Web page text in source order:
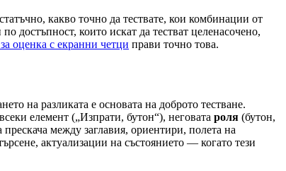
какво точно да тествате, кои комбинации от
достъпност, които искат да тестват целенасочено,
оценка с екранни четци прави точно това.
на разликата е основата на доброто тестване.
елемент („Изпрати, бутон“), неговата роля (бутон,
между заглавия, ориентири, полета на
актуализации на състоянието — когато тези